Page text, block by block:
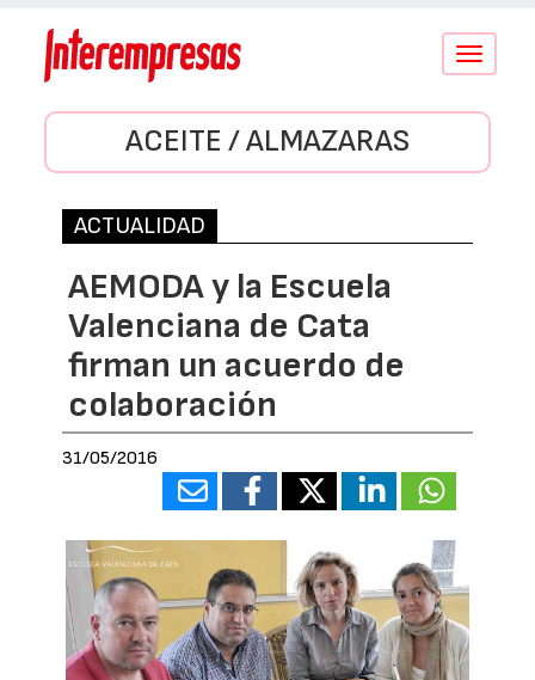
Conmutar
ACEITE / ALMAZARAS
ACTUALIDAD
AEMODA y la Escuela
Valenciana de Cata
firman un acuerdo de
colaboración
31/05/2016